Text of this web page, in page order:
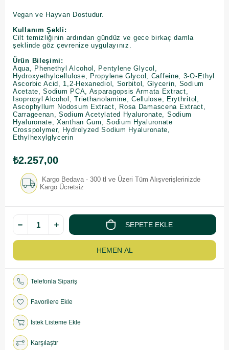
Vegan ve Hayvan Dostudur.
Kullanım Şekli:
Cilt temizliğinin ardından gündüz ve gece birkaç damla
şeklinde göz çevrenize uygulayınız.
Ürün Bileşimi:
Aqua, Phenethyl Alcohol, Pentylene Glycol,
Hydroxyethylcellulose, Propylene Glycol, Caffeine, 3-O-Ethyl
Ascorbic Acid, 1,2-Hexanediol, Sorbitol, Glycerin, Sodium
Acetate, Sodium PCA, Asparagopsis Armata Extract,
Isopropyl Alcohol, Triethanolamine, Cellulose, Erythritol,
Ascophyllum Nodosum Extract, Rosa Damascena Extract,
Carrageenan, Sodium Acetylated Hyaluronate, Sodium
Hyaluronate, Xanthan Gum, Sodium Hyaluronate
Crosspolymer, Hydrolyzed Sodium Hyaluronate,
Ethylhexylglycerin
₺2.257,00
Kargo Bedava - 300 tl ve Üzeri Tüm Alışverişlerinizde
Kargo Ücretsiz
Telefonla Sipariş
Favorilere Ekle
İstek Listeme Ekle
Karşılaştır